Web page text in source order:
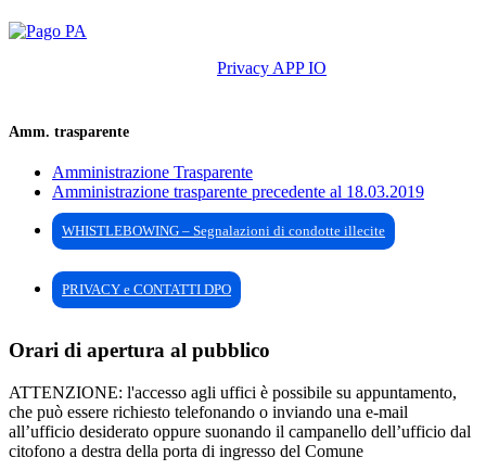
Privacy APP IO
Amm. trasparente
Amministrazione Trasparente
Amministrazione trasparente precedente al 18.03.2019
WHISTLEBOWING – Segnalazioni di condotte illecite
PRIVACY e CONTATTI DPO
Orari di apertura al pubblico
ATTENZIONE: l'accesso agli uffici è possibile su appuntamento,
che può essere richiesto telefonando o inviando una e-mail
all’ufficio desiderato oppure suonando il campanello dell’ufficio dal
citofono a destra della porta di ingresso del Comune